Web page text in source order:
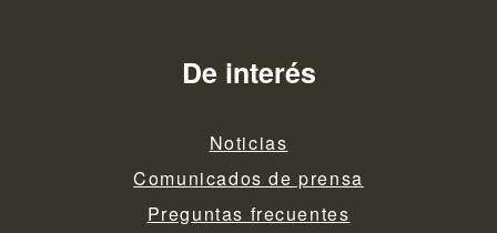
De interés
Noticias
Comunicados de prensa
Preguntas frecuentes